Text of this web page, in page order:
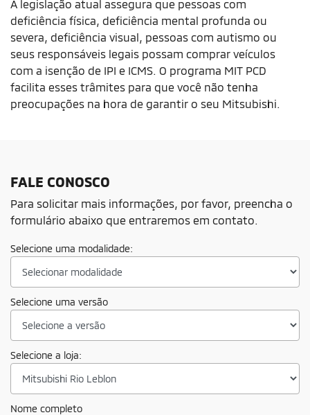
A legislação atual assegura que pessoas com
deficiência física, deficiência mental profunda ou
severa, deficiência visual, pessoas com autismo ou
seus responsáveis legais possam comprar veículos
com a isenção de IPI e ICMS. O programa MIT PCD
facilita esses trâmites para que você não tenha
preocupações na hora de garantir o seu Mitsubishi.
FALE CONOSCO
Para solicitar mais informações, por favor, preencha o
formulário abaixo que entraremos em contato.
Selecione uma modalidade:
Selecione uma versão
Selecione a loja:
Nome completo